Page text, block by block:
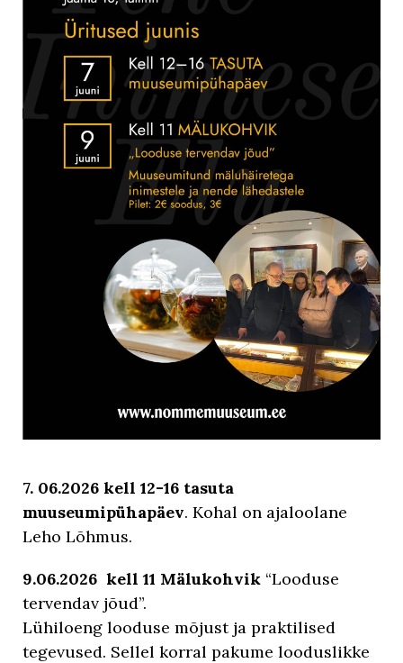
7. 06.2026 kell 12-16 tasuta
muuseumipühapäev. Kohal on ajaloolane
Leho Lõhmus.
9.06.2026 kell 11 Mälukohvik “Looduse
tervendav jõud”.
Lühiloeng looduse mõjust ja praktilised
tegevused. Sellel korral pakume looduslikke